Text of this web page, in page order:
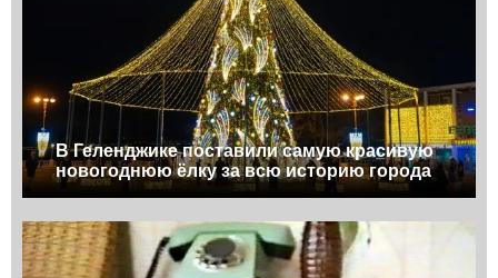
В Геленджике поставили самую красивую
новогоднюю ёлку за всю историю города